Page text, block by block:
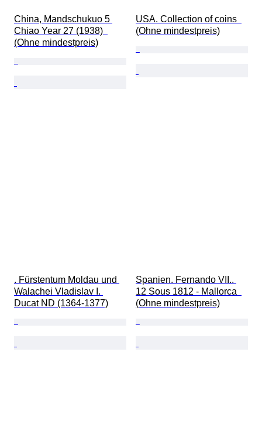
China, Mandschukuo 5
Chiao Year 27 (1938)
(Ohne mindestpreis)
USA. Collection of coins
(Ohne mindestpreis)
. Fürstentum Moldau und
Walachei Vladislav I.
Ducat ND (1364-1377)
Spanien. Fernando VII..
12 Sous 1812 - Mallorca
(Ohne mindestpreis)